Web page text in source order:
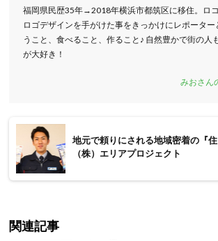
福岡県民歴35年→2018年横浜市都筑区に移住。ロ
ロゴデザインを手がけた事をきっかけにレポータ
うこと、食べること、作ること♪ 自然豊かで街の人
が大好き！
みおさん
地元で頼りにされる地域密着の『住
（株）エリアプロジェクト
関連記事